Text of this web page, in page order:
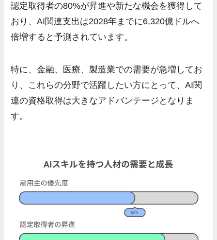
認定取得者の80%が昇進や新たな機会を獲得して
おり、AI関連支出は2028年までに6,320億ドルへ
倍増すると予測されています。
特に、金融、医療、製造業での需要が急増してお
り、これらの分野で活躍したい方にとって、AI関
連の資格取得は大きなアドバンテージとなりま
す。